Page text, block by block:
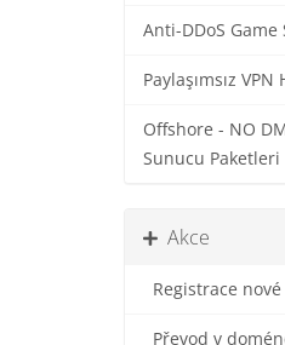
Anti-DDoS Game
Paylaşımsız VPN
Offshore - NO
Sunucu Paketleri
Akce
Registrace
Převod v